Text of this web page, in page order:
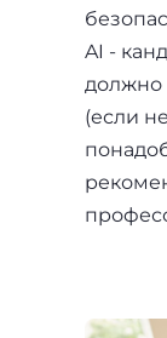
AI -
должно
(если